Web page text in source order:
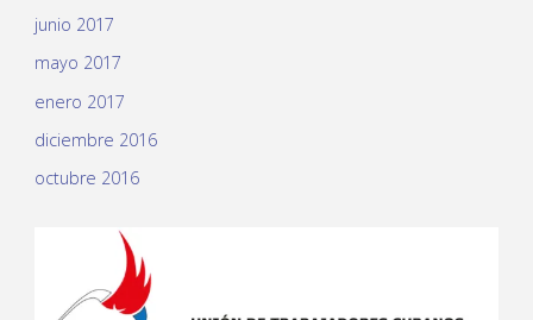
junio 2017
mayo 2017
enero 2017
diciembre 2016
octubre 2016